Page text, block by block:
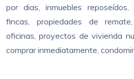
por dias, inmuebles
fincas, propiedades de
oficinas, proyectos de vivienda
comprar inmediatamente,